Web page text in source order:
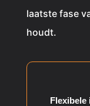
laatste fase
houdt.
Flexibele